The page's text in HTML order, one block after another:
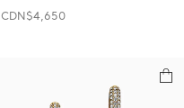
CDN$4,650